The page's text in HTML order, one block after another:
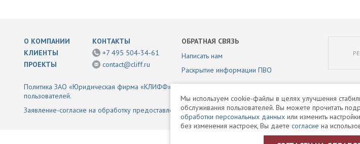
О КОМПАНИИ
КЛИЕНТЫ
ПРОЕКТЫ
КОНТАКТЫ
+7 495 504-34-61
contact@cliff.ru
ОБРАТНАЯ СВЯЗЬ
Написать нам
Раскрытие информации ПВО
Политика ЗАО «Юридическая фирма «КЛИФФ» в отношении обработки персональных данных
пользователей.
Заявление-согласие на обработку предоставленной информации
Мы используем cookie-файлы в целях улучшения
обслуживания пользователей. Вы можете прочитать
обработки персональных данных или изменить
без изменения настроек, Вы даете согласие на